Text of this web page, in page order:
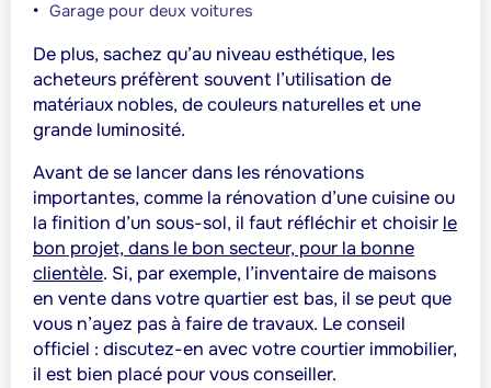
Garage pour deux voitures
De plus, sachez qu’au niveau esthétique, les
acheteurs préfèrent souvent l’utilisation de
matériaux nobles, de couleurs naturelles et une
grande luminosité.
Avant de se lancer dans les rénovations
importantes, comme la rénovation d’une cuisine ou
la finition d’un sous-sol, il faut réfléchir et choisir le
bon projet, dans le bon secteur, pour la bonne
clientèle. Si, par exemple, l’inventaire de maisons
en vente dans votre quartier est bas, il se peut que
vous n’ayez pas à faire de travaux. Le conseil
officiel : discutez-en avec votre courtier immobilier,
il est bien placé pour vous conseiller.